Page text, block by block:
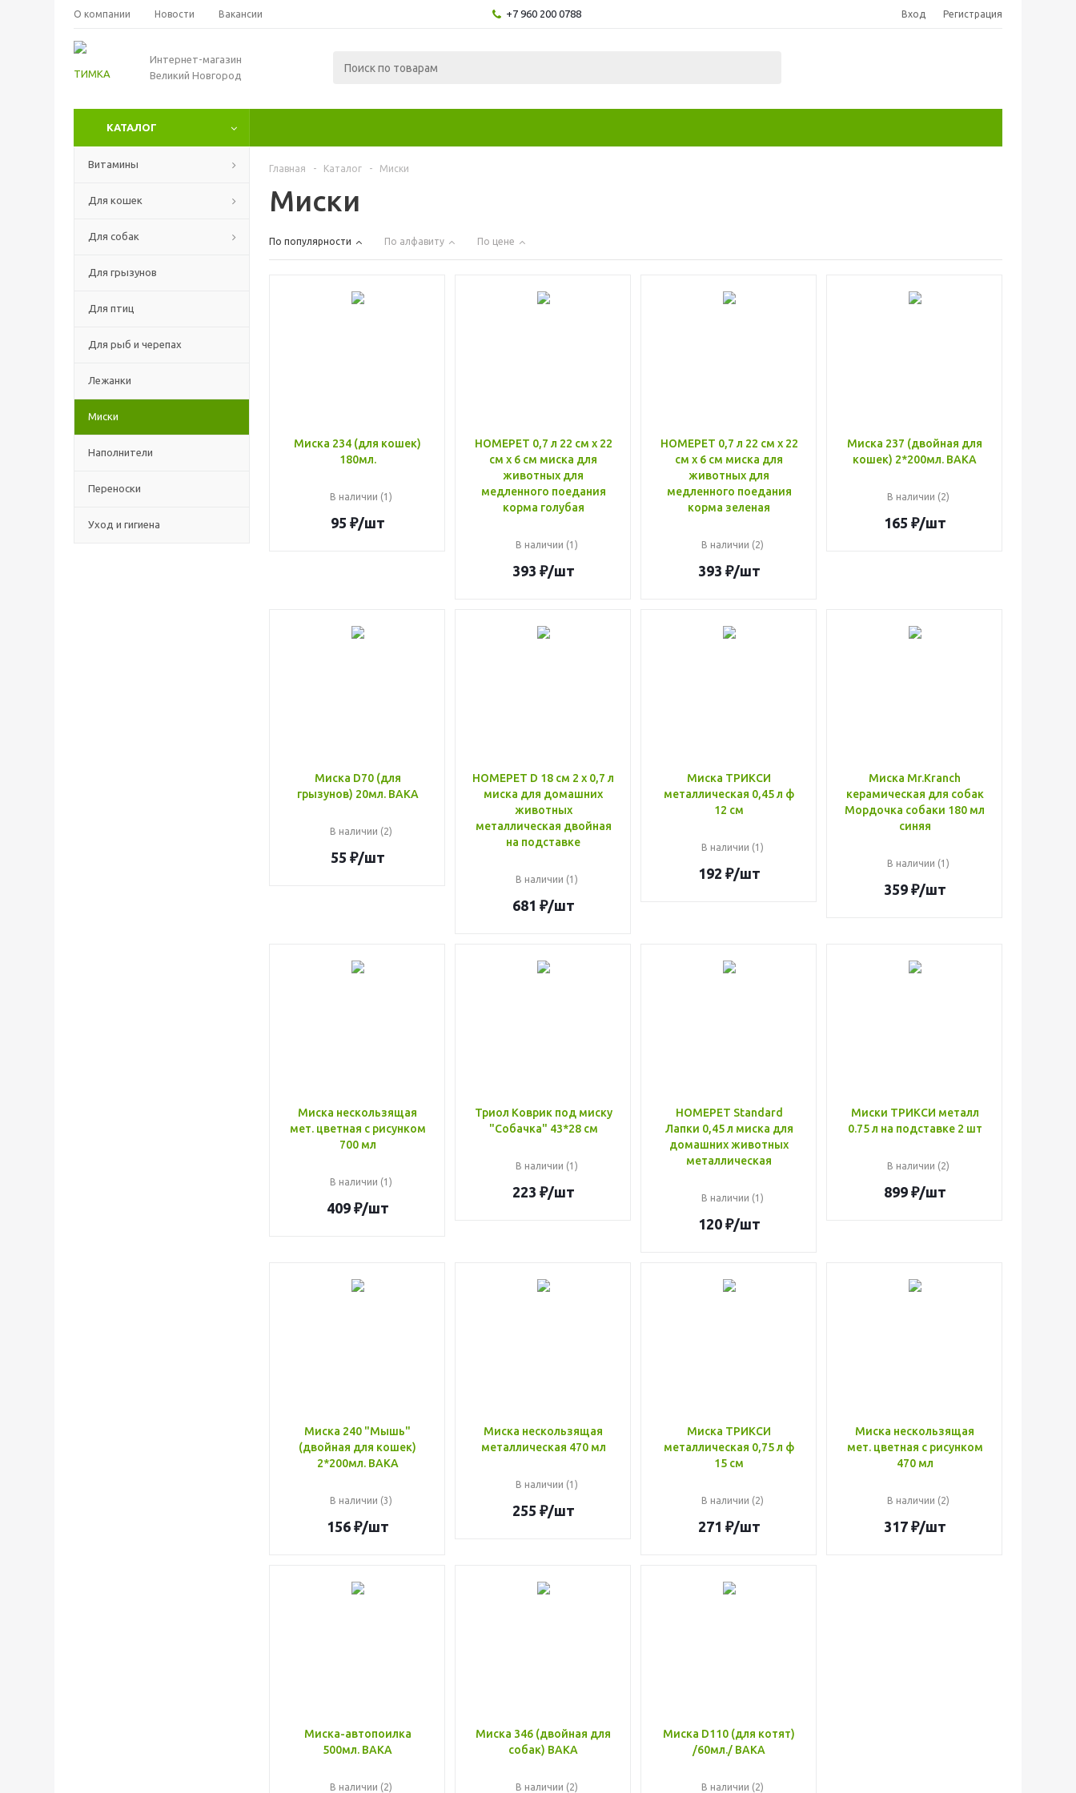
О компании Новости Вакансии +7 960 200 0788 Вход Регистрация
Интернет-магазин
Великий Новгород
КАТАЛОГ
Витамины
Для кошек
Для собак
Для грызунов
Для птиц
Для рыб и черепах
Лежанки
Миски
Наполнители
Переноски
Уход и гигиена
Главная - Каталог - Миски
Миски
По популярности По алфавиту По цене
Миска 234 (для кошек)
180мл.
В наличии (1)
95 ₽/шт
HOMEPET 0,7 л 22 см х 22
см х 6 см миска для
животных для
медленного поедания
корма голубая
В наличии (1)
393 ₽/шт
HOMEPET 0,7 л 22 см х 22
см х 6 см миска для
животных для
медленного поедания
корма зеленая
В наличии (2)
393 ₽/шт
Миска 237 (двойная для
кошек) 2*200мл. ВАКА
В наличии (2)
165 ₽/шт
Миска D70 (для
грызунов) 20мл. ВАКА
В наличии (2)
55 ₽/шт
HOMEPET D 18 см 2 х 0,7 л
миска для домашних
животных
металлическая двойная
на подставке
В наличии (1)
681 ₽/шт
Миска ТРИКСИ
металлическая 0,45 л ф
12 см
В наличии (1)
192 ₽/шт
Миска Mr.Kranch
керамическая для собак
Мордочка собаки 180 мл
синяя
В наличии (1)
359₽/шт
Миска нескользящая
мет. цветная с рисунком
700 мл
В наличии (1)
409₽/шт
Триол Коврик под миску
"Собачка" 43*28 см
В наличии (1)
223 ₽/шт
HOMEPET Standard
Лапки 0,45 л миска для
домашних животных
металлическая
В наличии (1)
120₽/шт
Миски ТРИКСИ металл
0.75 л на подставке 2 шт
В наличии (2)
899₽/шт
Миска 240 "Мышь"
(двойная для кошек)
2*200мл. ВАКА
В наличии (3)
156₽/шт
Миска нескользящая
металлическая 470 мл
В наличии (1)
255 ₽/шт
Миска ТРИКСИ
металлическая 0,75 л ф
15 см
В наличии (2)
271 ₽/шт
Миска нескользящая
мет. цветная с рисунком
470 мл
В наличии (2)
317₽/шт
Миска-автопоилка
500мл. ВАКА
В наличии (2)
Миска 346 (двойная для
собак) ВАКА
В наличии (2)
Миска D110 (для котят)
/60мл./ ВАКА
В наличии (2)